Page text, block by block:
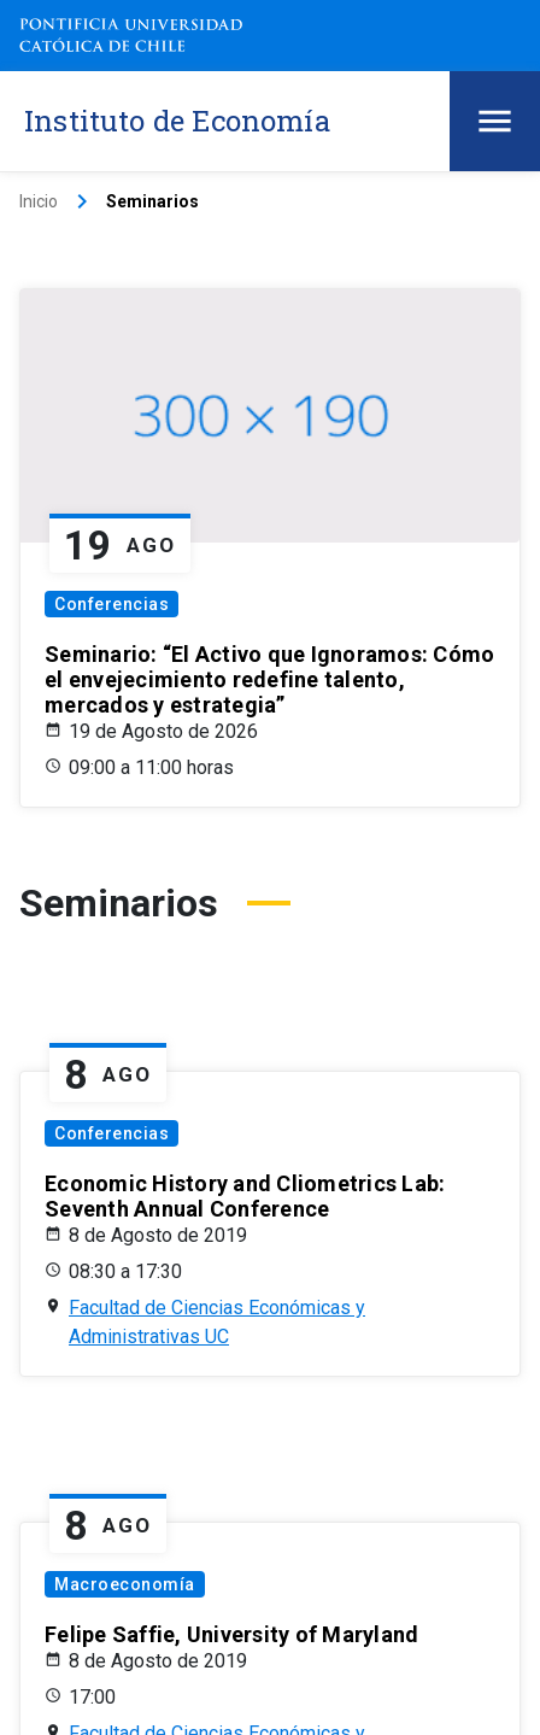
Instituto de Economía
Inicio keyboard_arrow_right Seminarios
19 AGO
Conferencias
Seminario: “El Activo que Ignoramos: Cómo
el envejecimiento redefine talento,
mercados y estrategia”
19 de Agosto de 2026
09:00 a 11:00 horas
Seminarios
8 AGO
Conferencias
Economic History and Cliometrics Lab:
Seventh Annual Conference
8 de Agosto de 2019
08:30 a 17:30
Facultad de Ciencias Económicas y
Administrativas UC
8 AGO
Macroeconomía
Felipe Saffie, University of Maryland
8 de Agosto de 2019
17:00